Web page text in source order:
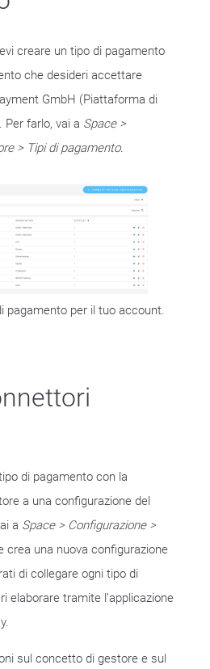
creare un tipo di pagamento
che desideri accettare
GmbH (Piattaforma di
Per farlo, vai a Space >
> Tipi di pagamento.
pagamento per il tuo account.
di pagamento con la
a una configurazione del
a Space > Configurazione >
crea una nuova configurazione
di collegare ogni tipo di
elaborare tramite l’applicazione
sul concetto di gestore e sul